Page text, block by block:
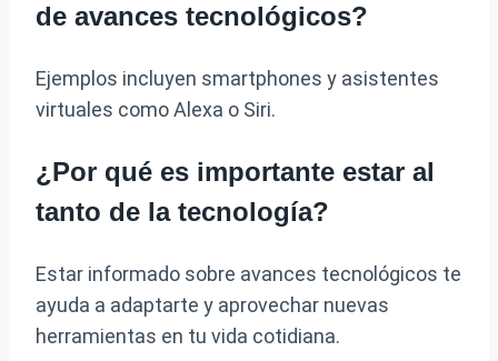
de avances tecnológicos?
Ejemplos incluyen smartphones y asistentes
virtuales como Alexa o Siri.
¿Por qué es importante estar al
tanto de la tecnología?
Estar informado sobre avances tecnológicos te
ayuda a adaptarte y aprovechar nuevas
herramientas en tu vida cotidiana.